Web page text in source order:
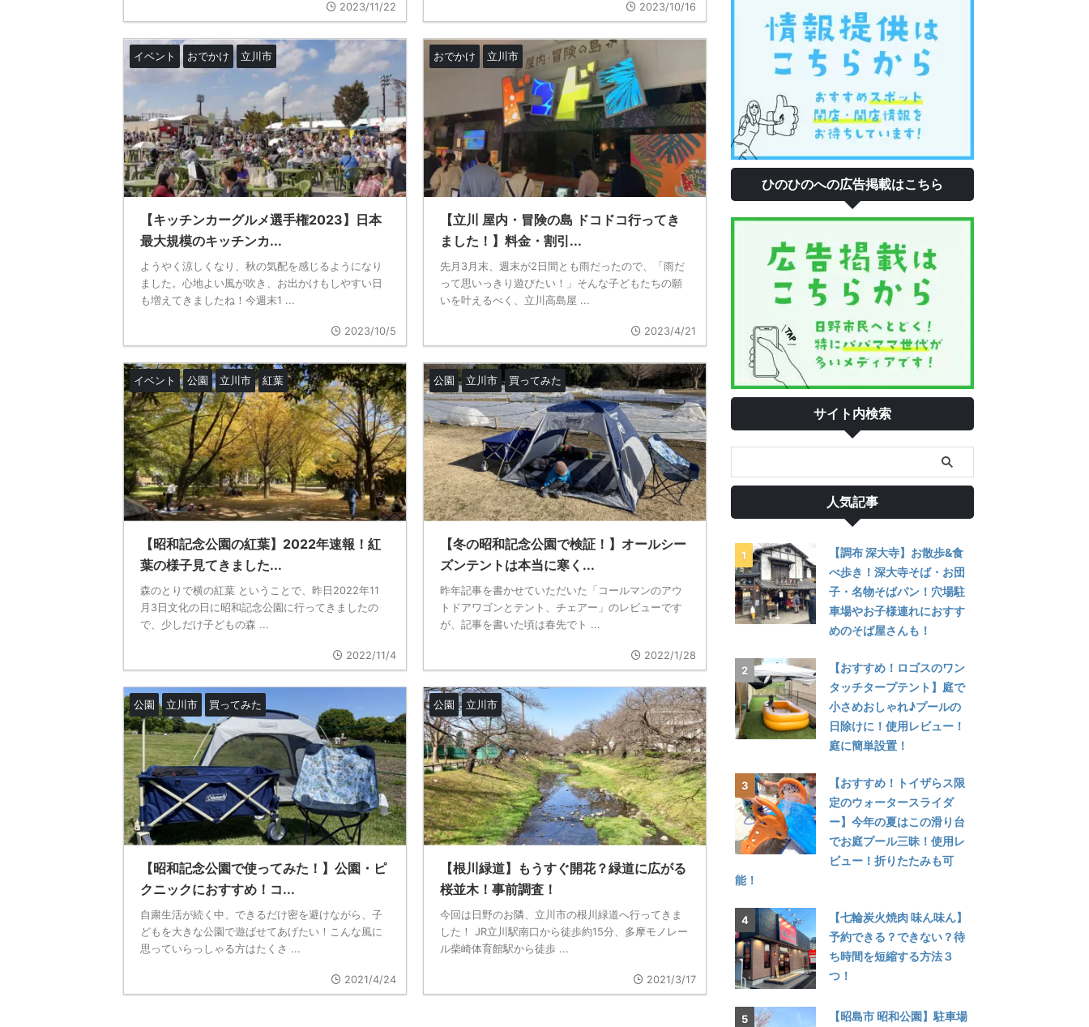
2023/11/22 2023/10/16
イベント おでかけ 立川市
【キッチンカーグルメ選手権2023】日本
最大規模のキッチンカ...
ようやく涼しくなり、秋の気配を感じるようになり
ました。心地よい風が吹き、お出かけもしやすい日
も増えてきましたね！今週末1 ...
2023/10/5
おでかけ 立川市
【立川 屋内・冒険の島 ドコドコ行ってき
ました！】料金・割引...
先月3月末、週末が2日間とも雨だったので、「雨だ
って思いっきり遊びたい！」そんな子どもたちの願
いを叶えるべく、立川高島屋 ...
2023/4/21
イベント 公園 立川市 紅葉
【昭和記念公園の紅葉】2022年速報！紅
葉の様子見てきました...
森のとりで横の紅葉 ということで、昨日2022年11
月3日文化の日に昭和記念公園に行ってきましたの
で、少しだけ子どもの森 ...
2022/11/4
公園 立川市 買ってみた
【冬の昭和記念公園で検証！】オールシー
ズンテントは本当に寒く...
昨年記事を書かせていただいた「コールマンのアウ
トドアワゴンとテント、チェアー」のレビューです
が、記事を書いた頃は春先でト ...
2022/1/28
公園 立川市 買ってみた
【昭和記念公園で使ってみた！】公園・ピ
クニックにおすすめ！コ...
自粛生活が続く中、できるだけ密を避けながら、子
どもを大きな公園で遊ばせてあげたい！こんな風に
思っていらっしゃる方はたくさ ...
2021/4/24
公園 立川市
【根川緑道】もうすぐ開花？緑道に広がる
桜並木！事前調査！
今回は日野のお隣、立川市の根川緑道へ行ってきま
した！ JR立川駅南口から徒歩約15分、多摩モノレー
ル柴崎体育館駅から徒歩 ...
2021/3/17
ひのひのへの広告掲載はこちら
サイト内検索
人気記事
【調布 深大寺】お散歩&食
べ歩き！深大寺そば・お団
子・名物そばパン！穴場駐
車場やお子様連れにおすす
めのそば屋さんも！
【おすすめ！ロゴスのワン
タッチタープテント】庭で
小さめおしゃれ♪プールの
日除けに！使用レビュー！
庭に簡単設置！
【おすすめ！トイザらス限
定のウォータースライダ
ー】今年の夏はこの滑り台
でお庭プール三昧！使用レ
ビュー！折りたたみも可
能！
【七輪炭火焼肉 味ん味ん】
予約できる？できない？待
ち時間を短縮する方法３
つ！
【昭島市 昭和公園】駐車場